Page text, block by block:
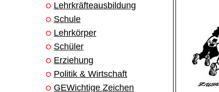
Lehrkräfteausbildung
Schule
Lehrkörper
Schüler
Erziehung
Politik & Wirtschaft
GEWichtige Zeichen